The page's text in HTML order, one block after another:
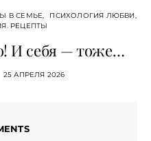
В СЕМЬЕ
ПСИХОЛОГИЯ ЛЮБВИ
РЕЦЕПТЫ
И себя — тоже…
25 АПРЕЛЯ 2026